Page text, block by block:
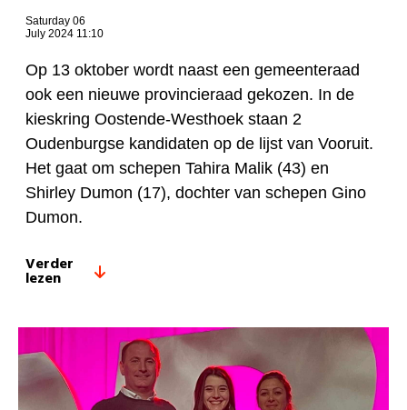
Saturday 06
July 2024 11:10
Op 13 oktober wordt naast een gemeenteraad
ook een nieuwe provincieraad gekozen. In de
kieskring Oostende-Westhoek staan 2
Oudenburgse kandidaten op de lijst van Vooruit.
Het gaat om schepen Tahira Malik (43) en
Shirley Dumon (17), dochter van schepen Gino
Dumon.
Verder
lezen